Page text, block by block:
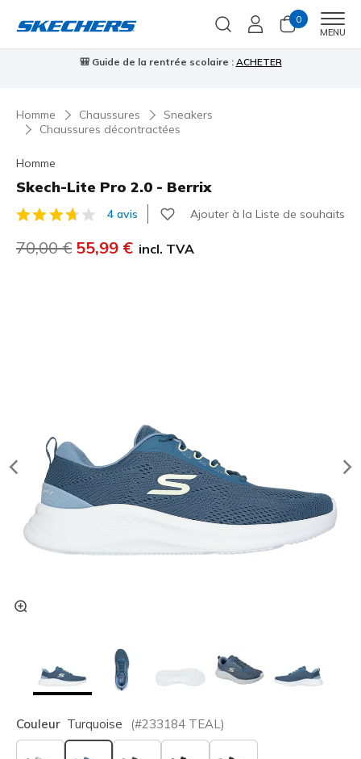
0
MENU
Skechers VIP :retours sous 45 jours pour les membres
Homme Chaussures
Sneakers
Chaussures décontractées
Homme
Skech-Lite Pro 2.0 - Berrix
Évaluation client 5 sur 5
4 avis Ajouter à la Liste de souhaits
Prix réduit de
70,00 € à
55,99 € incl. TVA
Couleur Turquoise (#233184 TEAL)